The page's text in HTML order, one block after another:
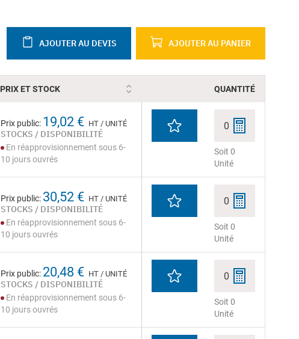
AJOUTER AU DEVIS AJOUTER AU PANIER
PRIX ET STOCK QUANTITÉ
Prix public: 19,02 € HT / UNITÉ
STOCKS / DISPONIBILITÉ
En réapprovisionnement sous 6-
10 jours ouvrés
0
Soit 0
Unité
Prix public: 30,52 € HT / UNITÉ
STOCKS / DISPONIBILITÉ
En réapprovisionnement sous 6-
10 jours ouvrés
0
Soit 0
Unité
Prix public: 20,48 € HT / UNITÉ
STOCKS / DISPONIBILITÉ
En réapprovisionnement sous 6-
10 jours ouvrés
0
Soit 0
Unité